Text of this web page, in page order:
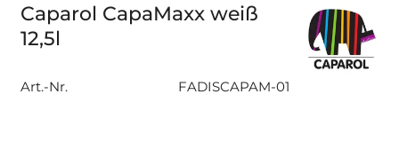
Caparol CapaMaxx weiß
12,5l
Art.-Nr. FADISCAPAM-01